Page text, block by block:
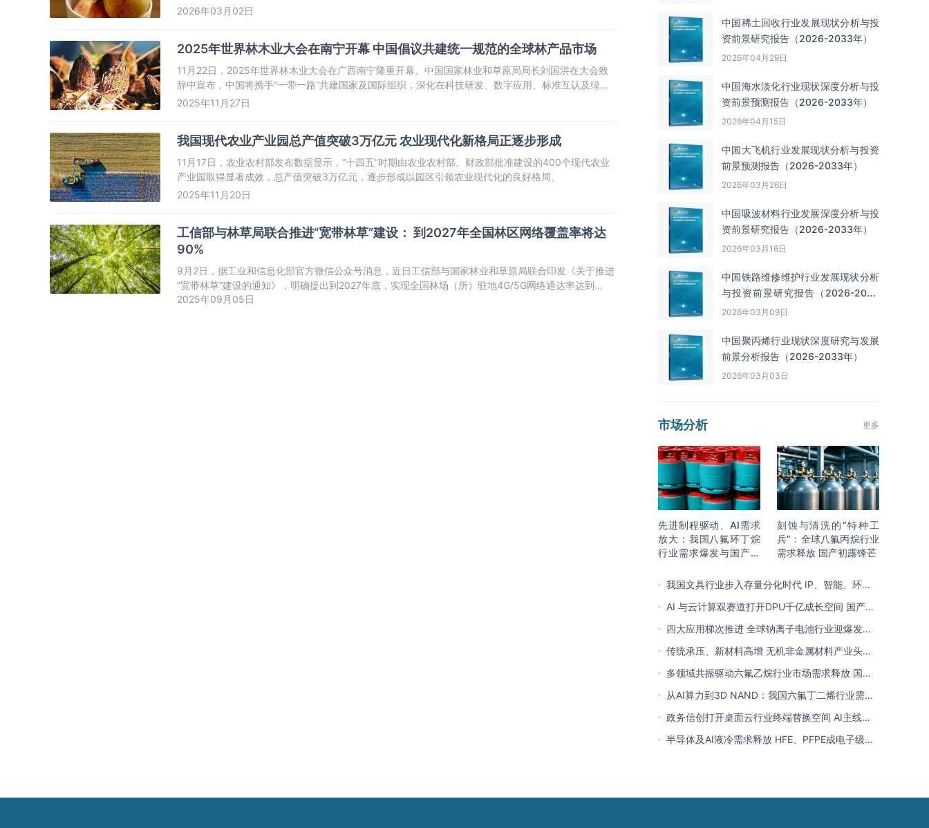
市场，全链条迈入高质量发展的新阶段。
2026年03月02日
2025年世界林木业大会在南宁开幕 中国倡议共建统一规范的全球林产品市场
11月22日，2025年世界林木业大会在广西南宁隆重开幕。中国国家林业和草原局局长刘国洪在大会致
辞中宣布，中国将携手“一带一路”共建国家及国际组织，深化在科技研发、数字应用、标准互认及绿色
贸易等关键领域的合作，致力于推动构建一个统一、规范、公平的全球林木业产品贸易市场，以维护全
2025年11月27日
我国现代农业产业园总产值突破3万亿元 农业现代化新格局正逐步形成
11月17日，农业农村部发布数据显示，“十四五”时期由农业农村部、财政部批准建设的400个现代农业
产业园取得显著成效，总产值突破3万亿元，逐步形成以园区引领农业现代化的良好格局。
2025年11月20日
工信部与林草局联合推进“宽带林草”建设： 到2027年全国林区网络覆盖率将达
90%
9月2日，据工业和信息化部官方微信公众号消息，近日工信部与国家林业和草原局联合印发《关于推进
“宽带林草”建设的通知》，明确提出到2027年底，实现全国林场（所）驻地4G/5G网络通达率达到
90%，显著提升人口聚居区、重点防火瞭望塔等关键点位的网络覆盖水平，国家级自然保护地内的核心
2025年09月05日
中国‌‌稀土回收‌‌行业发展现状分析与投
资前景研究报告（2026-2033年）
2026年04月29日
中国海水淡化行业现状深度分析与投
资前景预测报告（2026-2033年）
2026年04月15日
中国大飞机行业发展现状分析与投资
前景预测报告（2026-2033年）
2026年03月26日
中国吸波材料行业发展深度分析与投
资前景研究报告（2026-2033年）
2026年03月16日
中国铁路维修维护行业发展现状分析
与投资前景研究报告（2026-2033
年）
2026年03月09日
中国聚丙烯行业现状深度研究与发展
前景分析报告（2026-2033年）
2026年03月03日
市场分析 更多
先进制程驱动、AI需求
放大：我国八氟环丁烷
行业需求爆发与国产替
刻蚀与清洗的“特种工
兵”：全球八氟丙烷行业
需求释放 国产初露锋芒
我国文具行业步入存量分化时代 IP、智能、环保
成企业构建核心竞争力关键
AI 与云计算双赛道打开DPU千亿成长空间 国产厂
商突破技术壁垒迎替代窗口期
四大应用梯次推进 全球钠离子电池行业迎爆发窗
口 中国全链规模化落地领跑商业化
传统承压、新材料高增 无机非金属材料产业头部
向一体化延伸 低碳高能创新转型提速
多领域共振驱动六氟乙烷行业市场需求释放 国产
替代已基本完成
从AI算力到3D NAND：我国六氟丁二烯行业需求
爆发与国产替代进程
政务信创打开桌面云行业终端替换空间 AI主线重
塑竞争逻辑 中国本土厂商全面反超
半导体及AI液冷需求释放 HFE、PFPE成电子级氟